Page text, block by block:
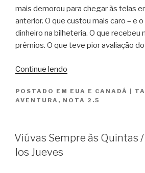
mais demorou para chegar às telas
anterior. O que custou mais caro – e
dinheiro na bilheteria. O que recebeu
prêmios. O que teve pior avaliação
Continue lendo
e
o
Caveira
POSTADO EM EUA E CANADÁ
AVENTURA , NOTA 2.5
Viúvas Sempre às Quintas
los Jueves